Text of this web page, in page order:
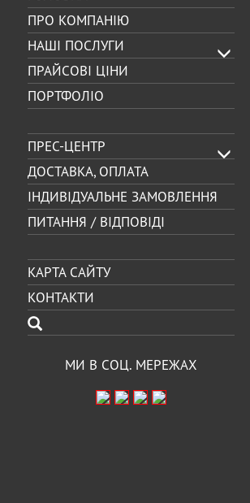
ПРО КОМПАНІЮ
НАШІ ПОСЛУГИ
ПРАЙСОВІ ЦІНИ
ПОРТФОЛІО
ПРЕС-ЦЕНТР
ДОСТАВКА, ОПЛАТА
ІНДИВІДУАЛЬНЕ ЗАМОВЛЕННЯ
ПИТАННЯ / ВІДПОВІДІ
КАРТА САЙТУ
КОНТАКТИ
МИ В СОЦ. МЕРЕЖАХ
ВИГОТОВЛЕННЯ
СТЕНДА
СТЕНД